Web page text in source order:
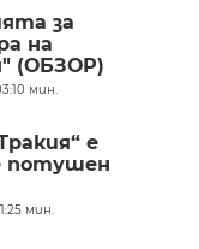
за
на
(ОБЗОР)
мин.
е
потушен
мин.